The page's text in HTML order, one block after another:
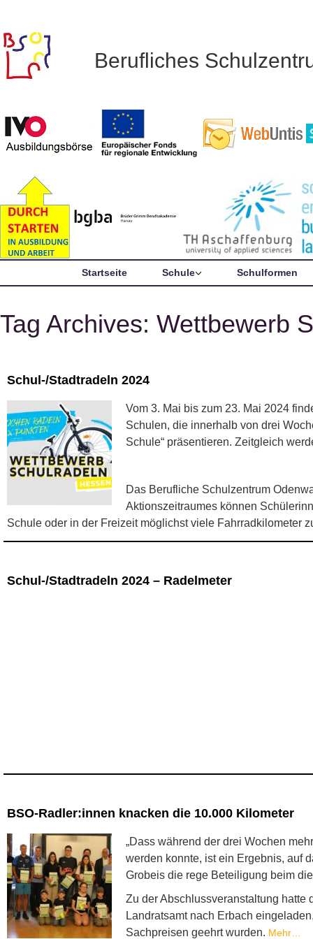
Berufliches
Startseite Schule Schulformen
Tag Archives: Wettbewerb
Schul-/Stadtradeln 2024
Vom 3. Mai bis zum 23. Mai 2024
Schulen, die innerhalb von drei
Schule“ präsentieren. Zeitgleich
Das Berufliche Schulzentrum
Aktionszeitraumes können
Schule oder in der Freizeit möglichst viele Fahrradkilometer
Schul-/Stadtradeln 2024 – Radelmeter
BSO-Radler:innen knacken die 10.000 Kilometer
„Dass während der drei Wochen
werden konnte, ist ein Ergebnis, auf
Grobeis die rege Beteiligung beim
Zu der Abschlussveranstaltung hatte
Landratsamt nach Erbach
Sachpreisen geehrt wurden. Mehr…